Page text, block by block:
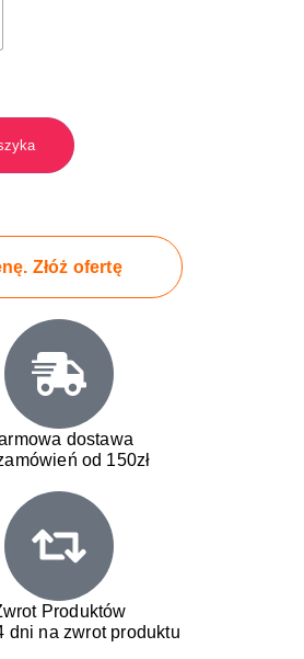
Złóż ofertę
dostawa
od 150zł
Produktów
dni na zwrot produktu